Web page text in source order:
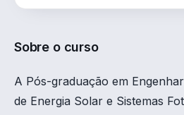
Sobre o curso
A Pós-graduação em
de Energia Solar e Sistemas